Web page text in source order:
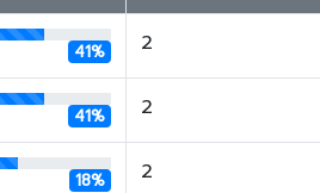
41% 2
41% 2
18% 2